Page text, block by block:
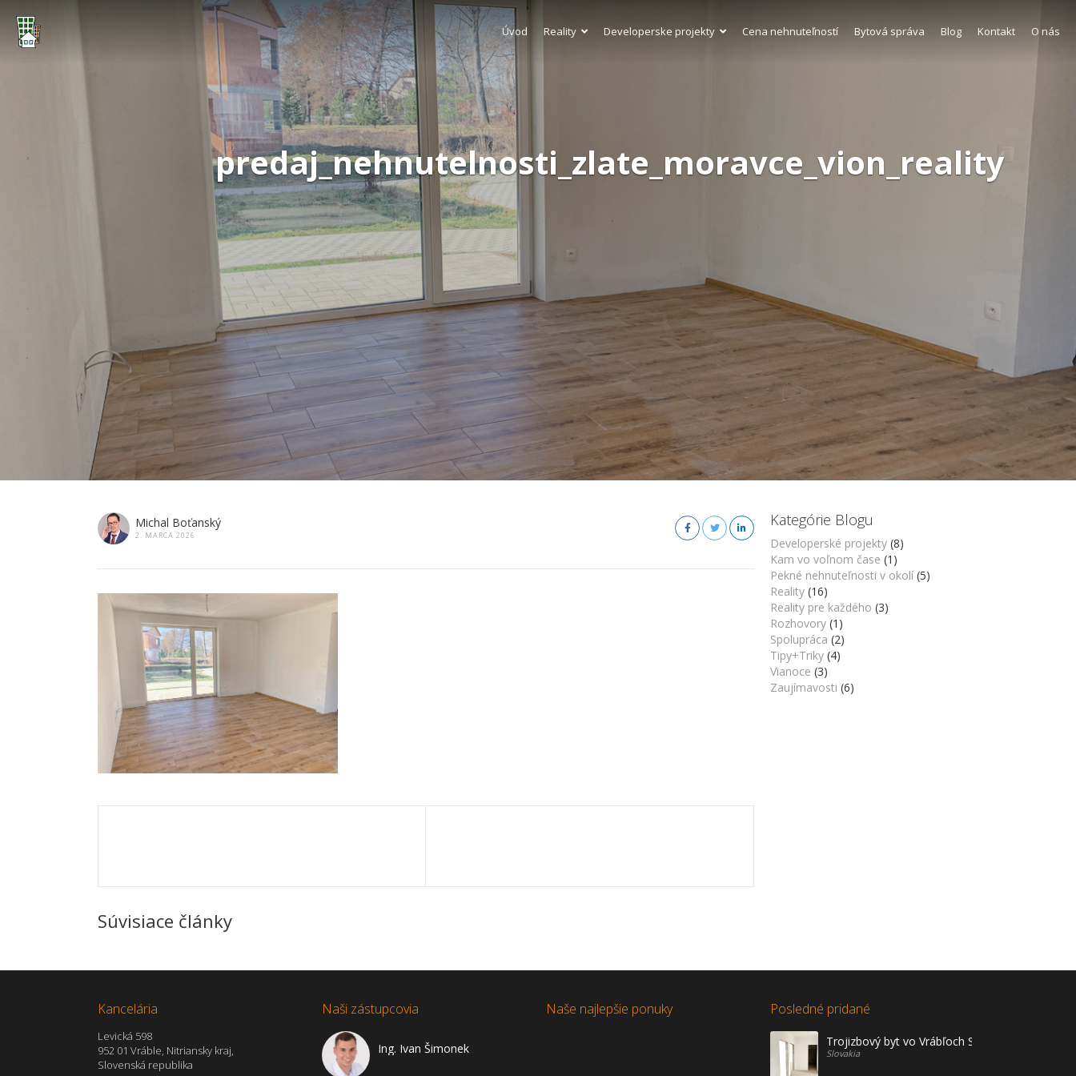
predaj_nehnutelnosti_zlate_moravce_vion_reality
Úvod Reality Developerske projekty Cena nehnuteľností Bytová správa Blog Kontakt O nás
Michal Boťanský
2. MARCA 2026
Súvisiace články
Kategórie Blogu
Developerské projekty (8)
Kam vo voľnom čase (1)
Pekné nehnuteľnosti v okolí (5)
Reality (16)
Reality pre každého (3)
Rozhovory (1)
Spolupráca (2)
Tipy+Triky (4)
Vianoce (3)
Zaujímavosti (6)
Kancelária
Levická 598
952 01 Vráble, Nitriansky kraj,
Slovenská republika
Naši zástupcovia
Ing. Ivan Šimonek
Naše najlepšie ponuky Posledné pridané
Trojizbový byt vo Vrábľoch Sídl. Žitava na
Slovakia